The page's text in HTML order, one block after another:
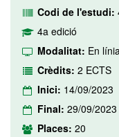
Codi de l'estudi:
4a edició
Modalitat: En
Crèdits: 2 ECTS
Inici: 14/09/2023
Final: 29/09/2023
Places: 20